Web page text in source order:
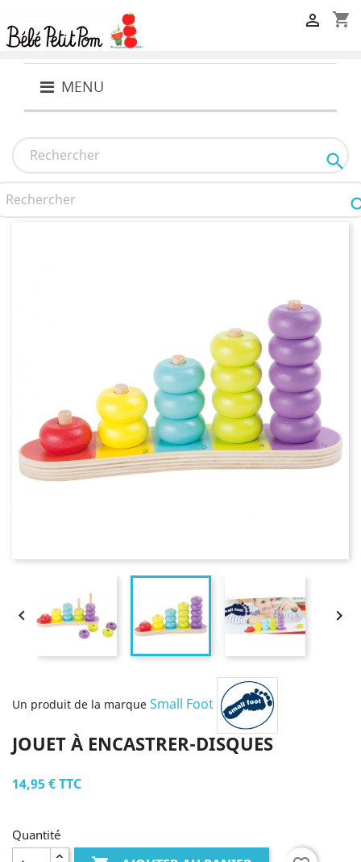
shopping_cart

MENU

 
Un produit de la marque Small Foot
JOUET À ENCASTRER-DISQUES
14,95 €TTC
Quantité